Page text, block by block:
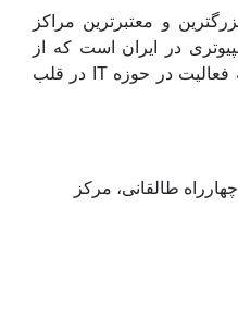
و معتبرترین مراکز
در ایران است که از
سال 1377 تاسیس و شروع به فعالیت در حوزه IT در قلب
چهارراه طالقانی، مرکز